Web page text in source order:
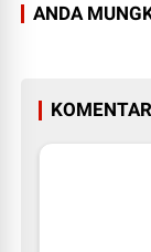
ANDA
KOMENTAR